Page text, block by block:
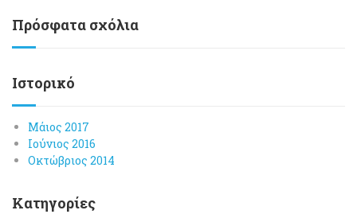
Πρόσφατα σχόλια
Ιστορικό
Μάιος 2017
Ιούνιος 2016
Οκτώβριος 2014
Kατηγορίες